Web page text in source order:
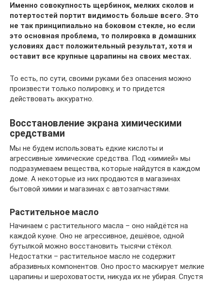
Именно совокупность щербинок, мелких сколов и
потертостей портит видимость больше всего. Это
не так принципиально на боковом стекле, но если
это основная проблема, то полировка в домашних
условиях даст положительный результат, хотя и
оставит все крупные царапины на своих местах.
То есть, по сути, своими руками без опасения можно
произвести только полировку, и то придется
действовать аккуратно.
Восстановление экрана химическими
средствами
Мы не будем использовать едкие кислоты и
агрессивные химические средства. Под «химией» мы
подразумеваем вещества, которые найдутся в каждом
доме. А некоторые из них продаются в магазинах
бытовой химии и магазинах с автозапчастями.
Растительное масло
Начинаем с растительного масла – оно найдётся на
каждой кухне. Оно не агрессивное, дешёвое, одной
бутылкой можно восстановить тысячи стёкол.
Недостатки – растительное масло не содержит
абразивных компонентов. Оно просто маскирует мелкие
царапины и шероховатости, никуда их не убирая. Спустя